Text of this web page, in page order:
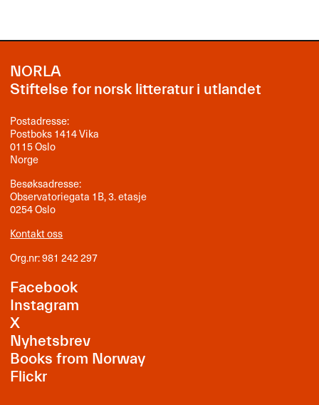
NORLA
Stiftelse for norsk litteratur i utlandet
Postadresse:
Postboks 1414 Vika
0115 Oslo
Norge
Besøksadresse:
Observatoriegata 1B, 3. etasje
0254 Oslo
Kontakt oss
Org.nr: 981 242 297
Facebook
Instagram
X
Nyhetsbrev
Books from Norway
Flickr